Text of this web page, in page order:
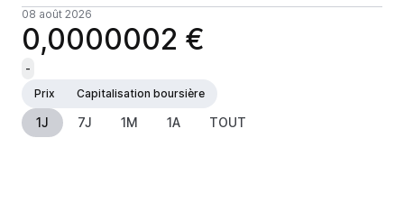
08 août 2026
0,0000002 €
-
Prix
Capitalisation boursière
1J 7J 1M 1A TOUT